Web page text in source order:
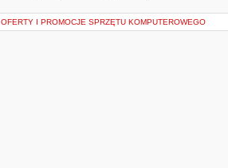
OFERTY I PROMOCJE SPRZĘTU KOMPUTEROWEGO